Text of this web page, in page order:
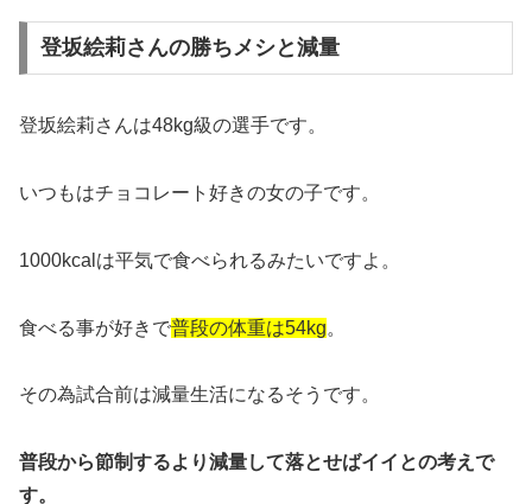
登坂絵莉さんの勝ちメシと減量
登坂絵莉さんは48kg級の選手です。
いつもはチョコレート好きの女の子です。
1000kcalは平気で食べられるみたいですよ。
食べる事が好きで普段の体重は54kg。
その為試合前は減量生活になるそうです。
普段から節制するより減量して落とせばイイとの考えで
す。